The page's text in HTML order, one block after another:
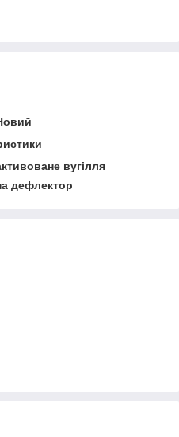
вугілля
дефлектор